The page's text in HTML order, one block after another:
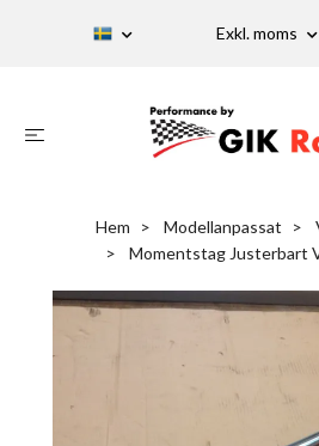
Exkl. moms
Hem Modellanpassat
Momentstag Justerbart